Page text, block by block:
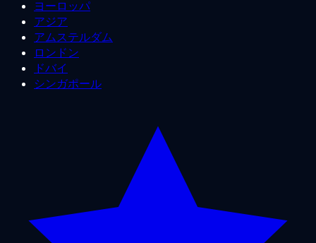
ヨーロッパ
アジア
アムステルダム
ロンドン
ドバイ
シンガポール